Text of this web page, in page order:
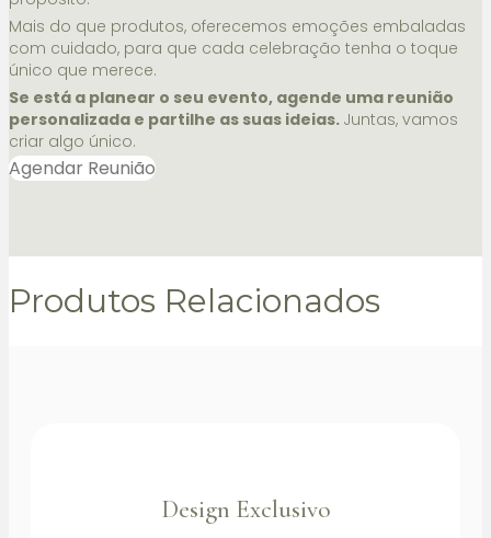
Mais do que produtos, oferecemos emoções embaladas
com cuidado, para que cada celebração tenha o toque
único que merece.
Se está a planear o seu evento, agende uma reunião
personalizada e partilhe as suas ideias. Juntas, vamos
criar algo único.
Agendar Reunião
Produtos Relacionados
Design Exclusivo